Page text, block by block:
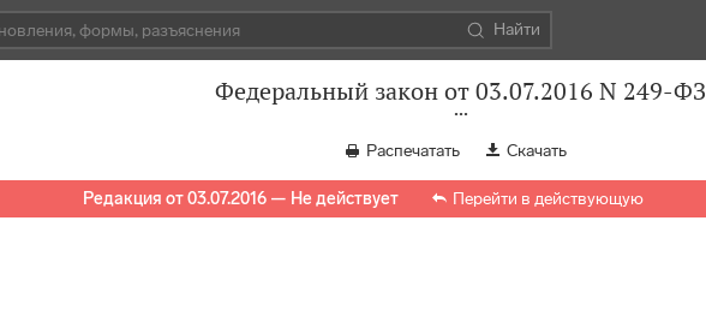
Найти
Федеральный закон от 03.07.2016 N 249-ФЗ
Распечатать Скачать
Редакция от 03.07.2016 — Не действует Перейти в действующую